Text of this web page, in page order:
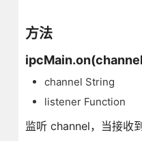
方法
channel String
listener Function
监听 channel，当接收